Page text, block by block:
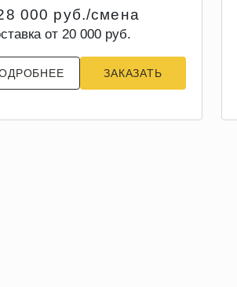
000 руб./смена
от 20 000 руб.
ЗАКАЗАТЬ